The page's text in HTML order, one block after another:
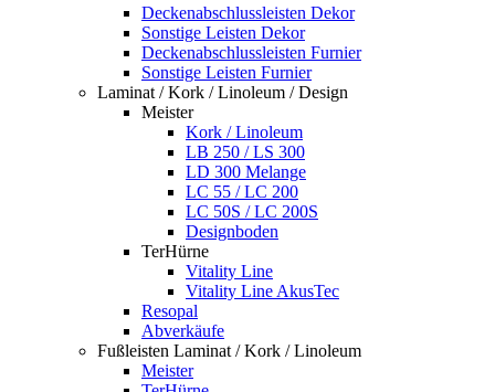
Deckenabschlussleisten Dekor
Sonstige Leisten Dekor
Deckenabschlussleisten Furnier
Sonstige Leisten Furnier
Laminat / Kork / Linoleum / Design
Meister
Kork / Linoleum
LB 250 / LS 300
LD 300 Melange
LC 55 / LC 200
LC 50S / LC 200S
Designboden
TerHürne
Vitality Line
Vitality Line AkusTec
Resopal
Abverkäufe
Fußleisten Laminat / Kork / Linoleum
Meister